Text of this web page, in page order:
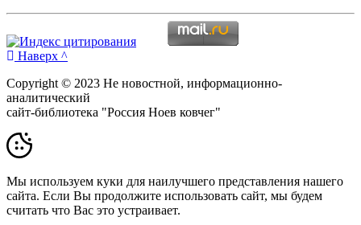
Наверх ^
Copyright © 2023 Не новостной, информационно-
аналитический
сайт-библиотека "Россия Ноев ковчег"
Мы используем куки для наилучшего представления нашего
сайта. Если Вы продолжите использовать сайт, мы будем
считать что Вас это устраивает.